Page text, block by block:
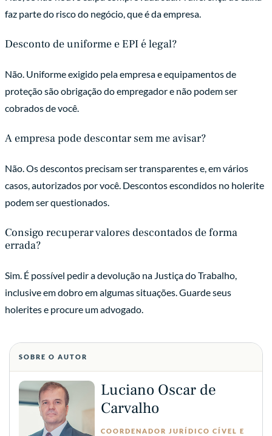
faz parte do risco do negócio, que é da empresa.
Desconto de uniforme e EPI é legal?
Não. Uniforme exigido pela empresa e equipamentos de
proteção são obrigação do empregador e não podem ser
cobrados de você.
A empresa pode descontar sem me avisar?
Não. Os descontos precisam ser transparentes e, em vários
casos, autorizados por você. Descontos escondidos no holerite
podem ser questionados.
Consigo recuperar valores descontados de forma
errada?
Sim. É possível pedir a devolução na Justiça do Trabalho,
inclusive em dobro em algumas situações. Guarde seus
holerites e procure um advogado.
SOBRE O AUTOR
Luciano Oscar de
Carvalho
COORDENADOR JURÍDICO CÍVEL E